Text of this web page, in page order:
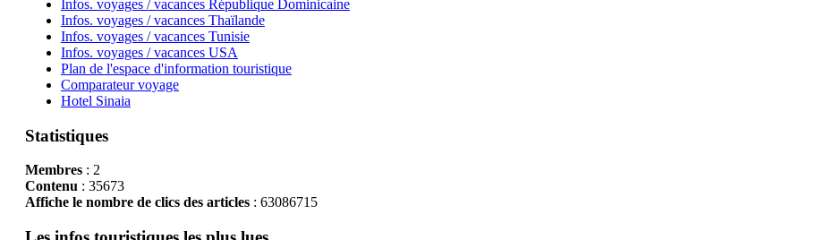
Infos. voyages / vacances République Dominicaine
Infos. voyages / vacances Thaïlande
Infos. voyages / vacances Tunisie
Infos. voyages / vacances USA
Plan de l'espace d'information touristique
Comparateur voyage
Hotel Sinaia
Statistiques
Membres: 2
Contenu : 35673
Affiche le nombre de clics des articles: 63086715